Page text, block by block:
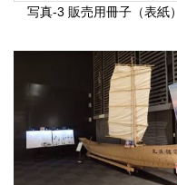
写真-3 販売用冊子（表紙）